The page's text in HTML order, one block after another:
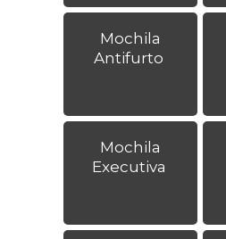
Mochila
Antifurto
Mochila
Executiva